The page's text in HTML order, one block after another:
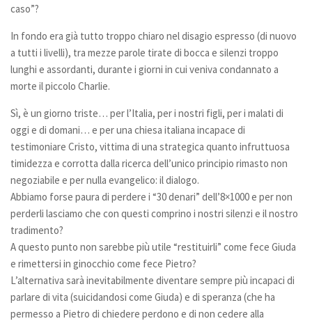
Registrati
caso”?
In fondo era già tutto troppo chiaro nel disagio espresso (di nuovo
a tutti i livelli), tra mezze parole tirate di bocca e silenzi troppo
lunghi e assordanti, durante i giorni in cui veniva condannato a
morte il piccolo Charlie.
Sì, è un giorno triste… per l’Italia, per i nostri figli, per i malati di
oggi e di domani… e per una chiesa italiana incapace di
testimoniare Cristo, vittima di una strategica quanto infruttuosa
timidezza e corrotta dalla ricerca dell’unico principio rimasto non
negoziabile e per nulla evangelico: il dialogo.
Abbiamo forse paura di perdere i “30 denari” dell’8×1000 e per non
perderli lasciamo che con questi comprino i nostri silenzi e il nostro
tradimento?
A questo punto non sarebbe più utile “restituirli” come fece Giuda
e rimettersi in ginocchio come fece Pietro?
L’alternativa sarà inevitabilmente diventare sempre più incapaci di
parlare di vita (suicidandosi come Giuda) e di speranza (che ha
permesso a Pietro di chiedere perdono e di non cedere alla